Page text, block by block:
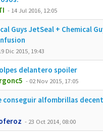
- 14 Jul 2016, 12:05
Guys JetSeal + Chemical
Dic 2015, 19:43
delantero spoiler
- 02 Nov 2015, 17:05
conseguir alfombrillas
- 23 Oct 2014, 08:00